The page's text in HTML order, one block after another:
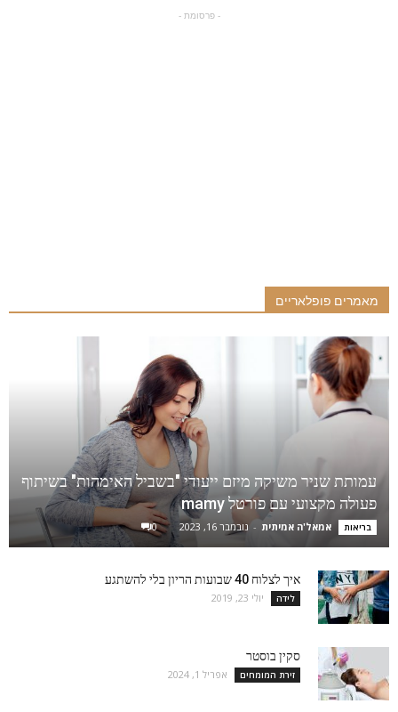
- פרסומת -
מאמרים פופלאריים
עמותת שניר משיקה מיזם ייעודי "בשביל האימהות" בשיתוף
פעולה מקצועי עם פורטל mamy
בריאות אמאל'ה אמיתית - נובמבר 16, 2023 0
איך לצלוח 40 שבועות הריון בלי להשתגע
לידה יולי 23, 2019
סקין בוסטר
זירת המומחים אפריל 1, 2024